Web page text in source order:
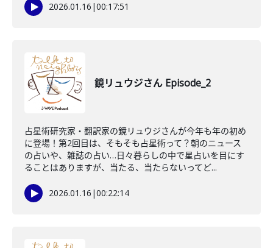
2026.01.16 |00:17:51
鏡リュウジさん Episode_2
占星術研究家・翻訳家の鏡リュウジさんが今年も年の初め
に登場！第2回目は、そもそも占星術って？朝のニュース
の占いや、雑誌の占い…日々暮らしの中で星占いを目にす
ることはありますが、当たる、当たらないってど...
2026.01.16 |00:22:14